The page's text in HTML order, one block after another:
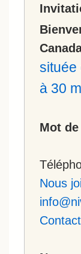
située
à 30
Mot
Nous